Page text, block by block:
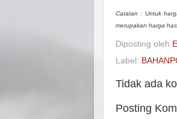
Catatan : Untuk
merupakan harga
Diposting oleh
Label:
Tidak ada
Posting